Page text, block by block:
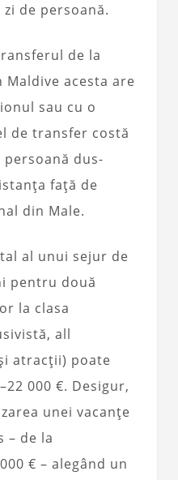
de persoană.
de la
acesta are
sau cu o
de transfer costă
persoană dus-
față de
din Male.
al unui sejur de
pentru două
la clasa
all
atracții) poate
000 €. Desigur,
unei vacanțe
– de la
€ – alegând un